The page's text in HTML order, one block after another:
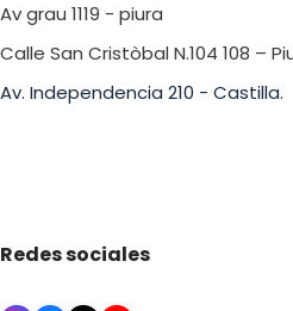
Av grau 1119 - piura
Calle San Cristòbal N.104 108 –
Av. Independencia 210 - Castilla.
Redes sociales